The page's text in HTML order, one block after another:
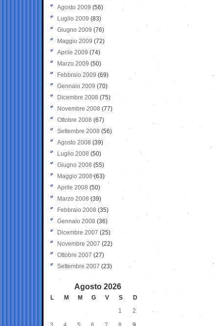
Agosto 2009 (56)
Luglio 2009 (83)
Giugno 2009 (76)
Maggio 2009 (72)
Aprile 2009 (74)
Marzo 2009 (50)
Febbraio 2009 (69)
Gennaio 2009 (70)
Dicembre 2008 (75)
Novembre 2008 (77)
Ottobre 2008 (67)
Settembre 2008 (56)
Agosto 2008 (39)
Luglio 2008 (50)
Giugno 2008 (55)
Maggio 2008(63)
Aprile 2008 (50)
Marzo 2008 (39)
Febbraio 2008 (35)
Gennaio 2008 (36)
Dicembre 2007 (25)
Novembre 2007 (22)
Ottobre 2007 (27)
Settembre 2007 (23)
Agosto 2026
L M M G V S
D
1
2